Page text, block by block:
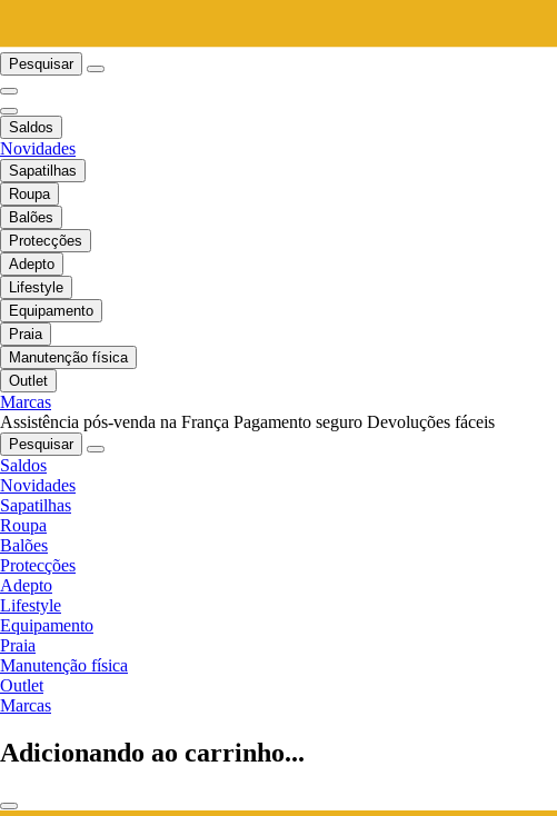
Pesquisar
Saldos
Novidades
Sapatilhas
Roupa
Balões
Protecções
Adepto
Lifestyle
Equipamento
Praia
Manutenção física
Outlet
Marcas
Assistência pós-venda na França Pagamento seguro Devoluções fáceis
Pesquisar
Saldos
Novidades
Sapatilhas
Roupa
Balões
Protecções
Adepto
Lifestyle
Equipamento
Praia
Manutenção física
Outlet
Marcas
Adicionando ao carrinho...